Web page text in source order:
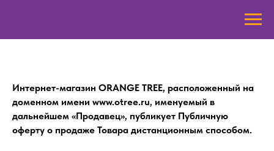
Интернет-магазин ORANGE TREE, расположенный на
доменном имени www.otree.ru, именуемый в
дальнейшем «Продавец», публикует Публичную
оферту о продаже Товара дистанционным способом.